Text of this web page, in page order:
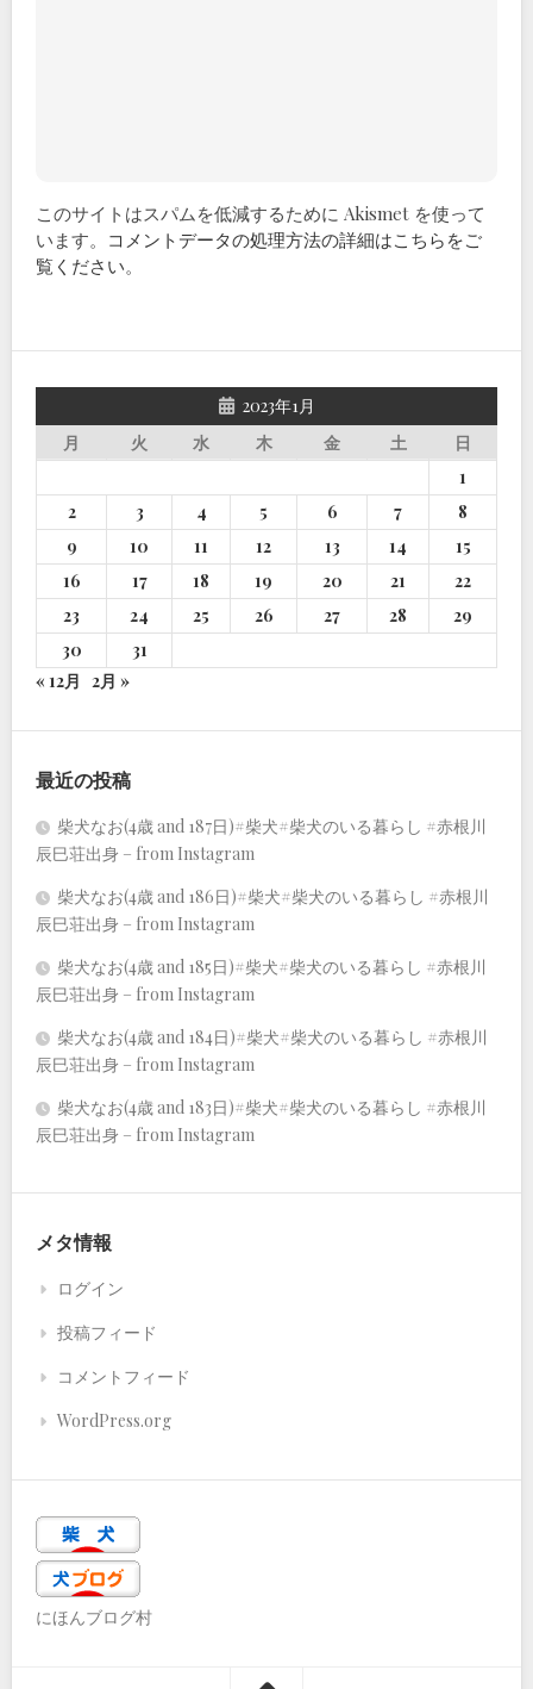
このサイトはスパムを低減するために Akismet を使って
います。 コメントデータの処理方法の詳細はこちらをご
覧ください。
2023年1月
月
火 水 木 金 土
日
1
2
3 4 5 6 7
8
9
10 11 12 13 14
15
16
17 18 19 20 21
22
23
24 25 26 27 28
29
30
31
« 12月 2月 »
最近の投稿
柴犬なお(4歳 and 187日)#柴犬#柴犬のいる暮らし #赤根川
辰巳荘出身 – from Instagram
柴犬なお(4歳 and 186日)#柴犬#柴犬のいる暮らし #赤根川
辰巳荘出身 – from Instagram
柴犬なお(4歳 and 185日)#柴犬#柴犬のいる暮らし #赤根川
辰巳荘出身 – from Instagram
柴犬なお(4歳 and 184日)#柴犬#柴犬のいる暮らし #赤根川
辰巳荘出身 – from Instagram
柴犬なお(4歳 and 183日)#柴犬#柴犬のいる暮らし #赤根川
辰巳荘出身 – from Instagram
メタ情報
ログイン
投稿フィード
コメントフィード
WordPress.org
にほんブログ村